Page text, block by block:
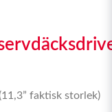
faktisk storlek)